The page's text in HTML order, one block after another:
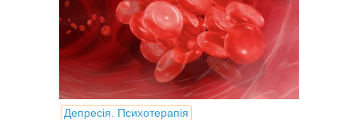
Депресія. Психотерапія